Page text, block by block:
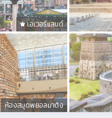
เอเวอร์แลนด์
ห้องสมุดพยอลมาดัง